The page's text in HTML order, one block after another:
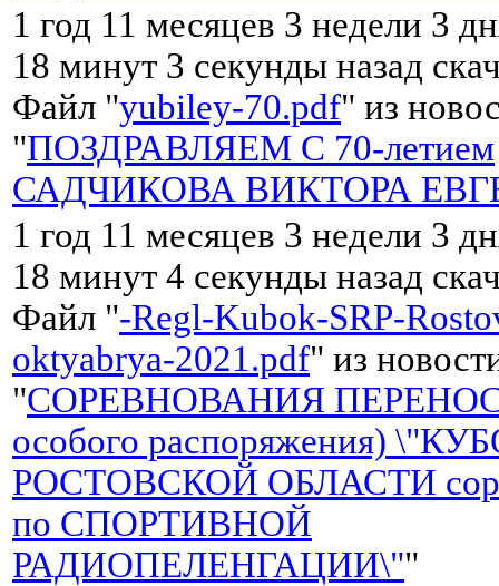
1 год 11 месяцев 3 недели 3
18 минут 3 секунды назад
Файл "yubiley-70.pdf" из
"ПОЗДРАВЛЯЕМ С 70-летием
САДЧИКОВА ВИКТОРА
1 год 11 месяцев 3 недели 3
18 минут 4 секунды назад
Файл "-Regl-Kubok-SRP-
oktyabrya-2021.pdf" из
"СОРЕВНОВАНИЯ
особого распоряжения)
РОСТОВСКОЙ ОБЛАСТИ
по СПОРТИВНОЙ
РАДИОПЕЛЕНГАЦИИ\""